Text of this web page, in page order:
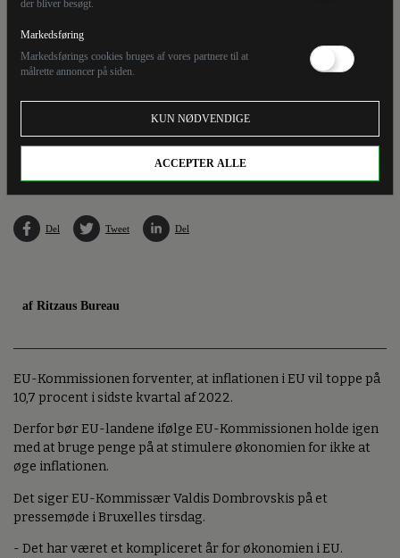
der bliver besøgt.
Markedsføring
Markedsførings cookies bruges af vores partnere til at
målrette annoncer på siden.
KUN NØDVENDIGE
ACCEPTER ALLE
Inflationen i EU vil toppe på 10,7 procent i sidste kvartal af 2022. Det forventer EU-
Del Tweet Del
af Ritzaus Bureau
EU-Kommissionen forventer, at inflationen i EU vil toppe på
10,7 procent i sidste kvartal af 2022.
Derfor bør EU-landene ifølge EU-Kommissionen holde igen
med at bruge penge på at stimulere økonomien for ikke at
øge inflationen.
Det siger EU-Kommissær Valdis Dombrovskis på et
pressemøde i Bruxelles tirsdag.
- Det har været et kompliceret år for økonomien i EU.